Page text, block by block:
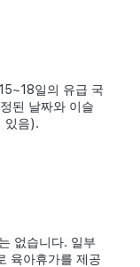
일의 유급 국
된 날짜와 이슬
있음).
없습니다. 일부
육아휴가를 제공